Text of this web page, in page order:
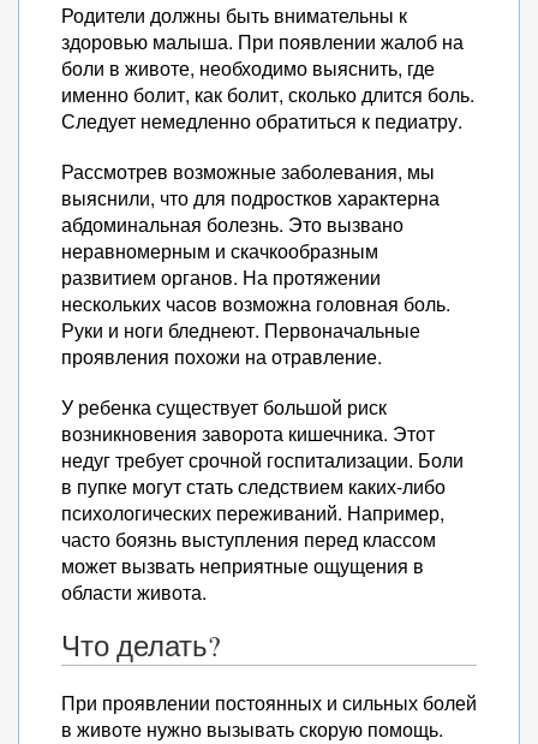
Родители должны быть внимательны к
здоровью малыша. При появлении жалоб на
боли в животе, необходимо выяснить, где
именно болит, как болит, сколько длится боль.
Следует немедленно обратиться к педиатру.
Рассмотрев возможные заболевания, мы
выяснили, что для подростков характерна
абдоминальная болезнь. Это вызвано
неравномерным и скачкообразным
развитием органов. На протяжении
нескольких часов возможна головная боль.
Руки и ноги бледнеют. Первоначальные
проявления похожи на отравление.
У ребенка существует большой риск
возникновения заворота кишечника. Этот
недуг требует срочной госпитализации. Боли
в пупке могут стать следствием каких-либо
психологических переживаний. Например,
часто боязнь выступления перед классом
может вызвать неприятные ощущения в
области живота.
Что делать?
При проявлении постоянных и сильных болей
в животе нужно вызывать скорую помощь.